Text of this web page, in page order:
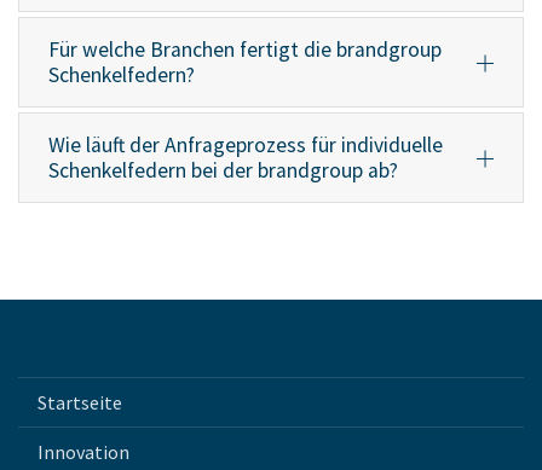
Für welche Branchen fertigt die brandgroup
Schenkelfedern?
Wie läuft der Anfrageprozess für individuelle
Schenkelfedern bei der brandgroup ab?
Startseite
Innovation